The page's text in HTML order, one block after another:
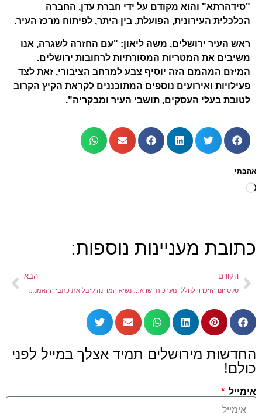
"סידהרתא" והוא מקודם על ידי חברת עדן, החברה
הכלכלית העירונית, הפועלת, בין היתר, לפיתוח מרכז העיר.
ראש העיר ירושלים, משה ליאון: "עם החזרה לשגרה, אנו
משיבים את המטריות המסורתיות לרחובות ירושלים.
המיזם המהמם הזה יוסיף צבע למרחב הציבורי, זאת לצד
פעילויות ואירועים נוספים המתוכננים לקראת הקיץ הקרוב
לטובת בעלי העסקים, תושבי העיר ומבקריה".
אהבתי
כתובת מעניינות נוספות:
הקודם הבא
החדשות מירושלים תמיד אצלך במייל לפני
כולם!
אימייל